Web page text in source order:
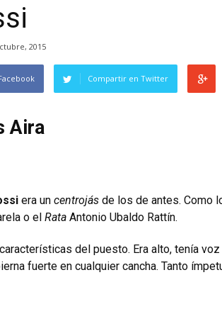
2015
Compartir en Twitter
Aira
era un centrojás de los de antes. Como
o el Rata Antonio Ubaldo Rattín.
del puesto. Era alto, tenía
fuerte en cualquier cancha. Tanto